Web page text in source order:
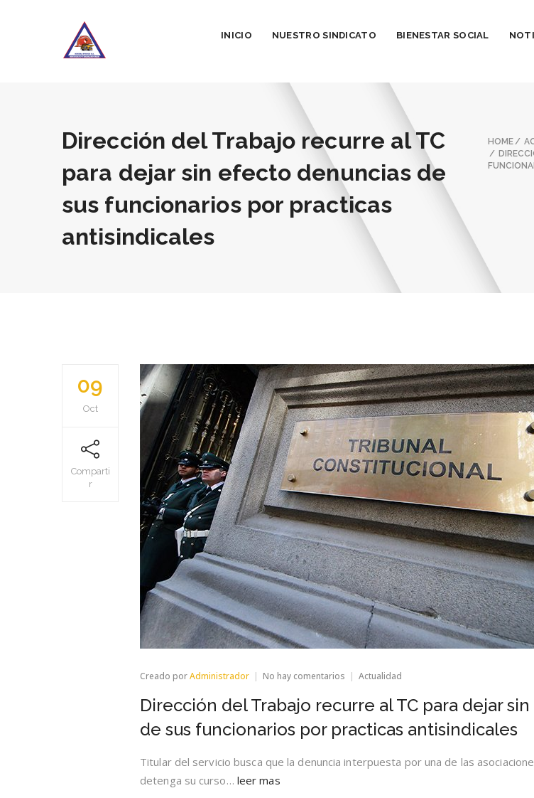
INICIO NUESTRO SINDICATO BIENESTAR SOCIAL
Dirección del Trabajo recurre al TC
para dejar sin efecto denuncias de
sus funcionarios por practicas
antisindicales
HOME
09
Oct
Comparti
r
Creado porAdministrador No hay comentarios en
del
Trabajo
recurre
al
para
dejar
Actualidad
Dirección del Trabajo recurre al TC para dejar
de sus funcionarios por practicas antisindicales
Titular del servicio busca que la denuncia interpuesta por una de las
detenga su curso… leer mas